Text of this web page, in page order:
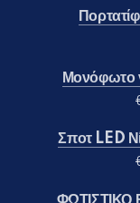
Μονόφωτο
Σποτ LED